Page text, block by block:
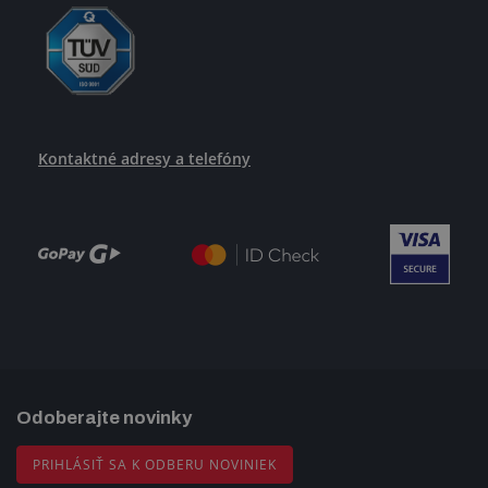
Kontaktné adresy a telefóny
Odoberajte novinky
PRIHLÁSIŤ SA K ODBERU NOVINIEK